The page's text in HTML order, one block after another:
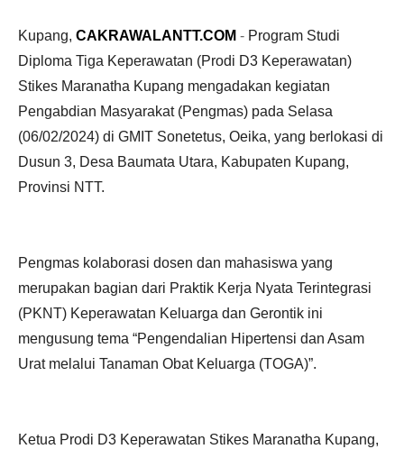
Kupang, CAKRAWALANTT.COM - Program Studi
Diploma Tiga Keperawatan (Prodi D3 Keperawatan)
Stikes Maranatha Kupang mengadakan kegiatan
Pengabdian Masyarakat (Pengmas) pada Selasa
(06/02/2024) di GMIT Sonetetus, Oeika, yang berlokasi di
Dusun 3, Desa Baumata Utara, Kabupaten Kupang,
Provinsi NTT.
Pengmas kolaborasi dosen dan mahasiswa yang
merupakan bagian dari Praktik Kerja Nyata Terintegrasi
(PKNT) Keperawatan Keluarga dan Gerontik ini
mengusung tema “Pengendalian Hipertensi dan Asam
Urat melalui Tanaman Obat Keluarga (TOGA)”.
Ketua Prodi D3 Keperawatan Stikes Maranatha Kupang,